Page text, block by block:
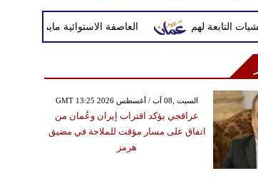
العاصفة الاستوائية مايماي تضرب لهم
GMT 13:25 2026 السبت ,08 آب / أغسطس
عراقجي يؤكد اقتراب إيران وعُمان من
اتفاق على مسار مؤقت للملاحة في مضيق
هرمز